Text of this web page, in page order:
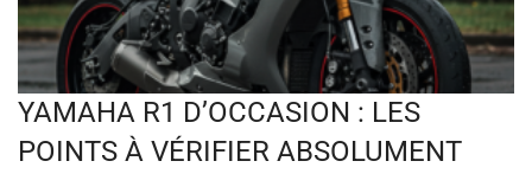
YAMAHA R1 D’OCCASION : LES
POINTS À VÉRIFIER ABSOLUMENT